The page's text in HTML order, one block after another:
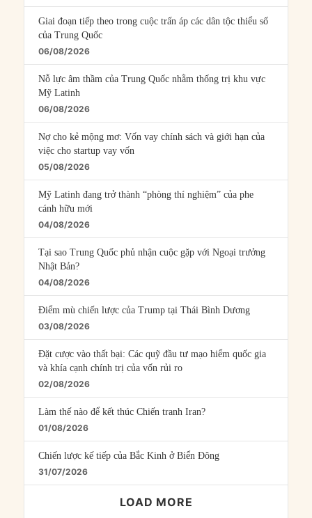
Giai đoạn tiếp theo trong cuộc trấn áp các dân tộc thiểu số
của Trung Quốc
06/08/2026
Nỗ lực âm thầm của Trung Quốc nhằm thống trị khu vực
Mỹ Latinh
06/08/2026
Nợ cho kẻ mộng mơ: Vốn vay chính sách và giới hạn của
việc cho startup vay vốn
05/08/2026
Mỹ Latinh đang trở thành “phòng thí nghiệm” của phe
cánh hữu mới
04/08/2026
Tại sao Trung Quốc phủ nhận cuộc gặp với Ngoại trưởng
Nhật Bản?
04/08/2026
Điểm mù chiến lược của Trump tại Thái Bình Dương
03/08/2026
Đặt cược vào thất bại: Các quỹ đầu tư mạo hiểm quốc gia
và khía cạnh chính trị của vốn rủi ro
02/08/2026
Làm thế nào để kết thúc Chiến tranh Iran?
01/08/2026
Chiến lược kế tiếp của Bắc Kinh ở Biển Đông
31/07/2026
LOAD MORE